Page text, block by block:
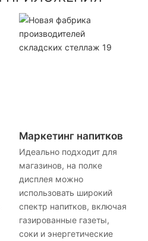
Маркетинг напитков
Идеально подходит для
магазинов, на полке
дисплея можно
использовать широкий
спектр напитков, включая
газированные газеты,
соки и энергетические